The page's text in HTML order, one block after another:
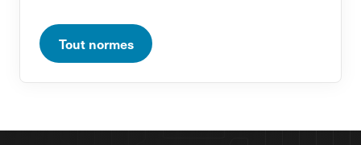
Tout normes